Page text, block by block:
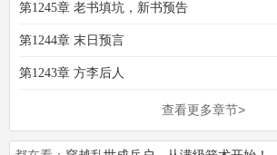
第1245章 老书填坑，新书预告
第1244章 末日预言
第1243章 方李后人
查看更多章节>